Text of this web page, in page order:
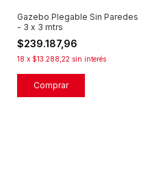
Gazebo Plegable Sin Paredes
- 3 x 3 mtrs
$239.187,96
18 x $13.288,22 sin interés
Comprar